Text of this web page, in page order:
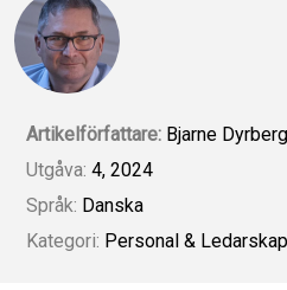
Artikelförfattare: Bjarne Dyrberg
Utgåva: 4, 2024
Språk: Danska
Kategori: Personal & Ledarskap